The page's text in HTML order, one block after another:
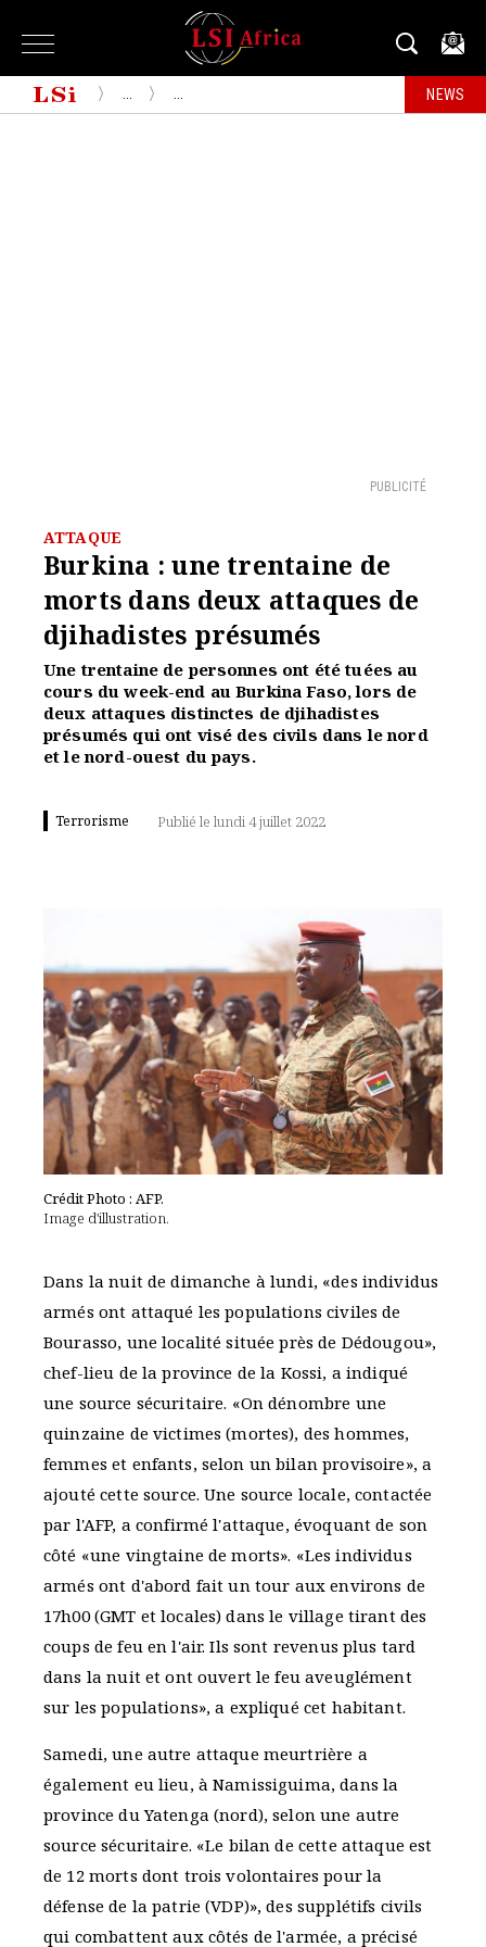
NEWS
PUBLICITÉ
ATTAQUE
Burkina : une trentaine de
morts dans deux attaques de
djihadistes présumés
Une trentaine de personnes ont été tuées au
cours du week-end au Burkina Faso, lors de
deux attaques distinctes de djihadistes
présumés qui ont visé des civils dans le nord
et le nord-ouest du pays.
Terrorisme Publié le lundi 4 juillet 2022
Crédit Photo : AFP.
Image d'illustration.
Dans la nuit de dimanche à lundi, «des individus
armés ont attaqué les populations civiles de
Bourasso, une localité située près de Dédougou»,
chef-lieu de la province de la Kossi, a indiqué
une source sécuritaire. «On dénombre une
quinzaine de victimes (mortes), des hommes,
femmes et enfants, selon un bilan provisoire», a
ajouté cette source. Une source locale, contactée
par l'AFP, a confirmé l'attaque, évoquant de son
côté «une vingtaine de morts». «Les individus
armés ont d'abord fait un tour aux environs de
17h00 (GMT et locales) dans le village tirant des
coups de feu en l'air. Ils sont revenus plus tard
dans la nuit et ont ouvert le feu aveuglément
sur les populations», a expliqué cet habitant.
Samedi, une autre attaque meurtrière a
également eu lieu, à Namissiguima, dans la
province du Yatenga (nord), selon une autre
source sécuritaire. «Le bilan de cette attaque est
de 12 morts dont trois volontaires pour la
défense de la patrie (VDP)», des supplétifs civils
qui combattent aux côtés de l'armée, a précisé